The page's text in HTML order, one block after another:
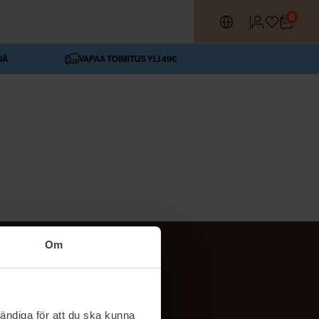
Om
för att du ska kunna
0
VAPAA TOIMITUS YLI 49€
SEURAA MEITÄ